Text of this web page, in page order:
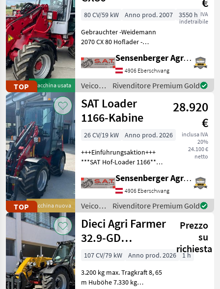
/ Giant
TOP Macchina usata
IVA
indetraibile
80 CV/59 kW Anno prod. 2007
3550 h
Gebrauchter -Weidemann
2070 CX 80 Hoflader -
Betriebsstunden -Kabine
mit Heizung -Klimaanlage -
Radio -hydraulische
Geräteverriegelung -Aufn
Sensenberger Agrar-Technik
4906 Eberschwang
Veicoli
agricoli
a
motore
/
Weidemann
Rivenditore Premium Gold
TOP Macchina nuova
SAT Loader
1166-Kabine
28.920
€
inclusa IVA
20%
24.100 €
netto
26 CV/19 kW
Anno prod. 2026
+++Einführungsaktion+++
***SAT Hof-Loader 1166*** -
5 - Leistung 26 PS - WALVOIL
Ventile - Bondioli Hydrostat
- Betriebsgewicht: 2100
Sensenberger Agrar-Technik
4906 Eberschwang
Veicoli
agricoli
a
motore
/ SAT
Rivenditore Premium Gold
Dieci Agri Farmer
32.9-GD
Teleskoplader
Prezzo
su
richiesta
107 CV/79 kW Anno prod. 2026
1 h
3.200 kg max. Tragkraft 8, 65
m Huböhe 7.330 kg